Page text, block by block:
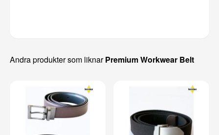
Andra produkter som liknarPremium Workwear Belt